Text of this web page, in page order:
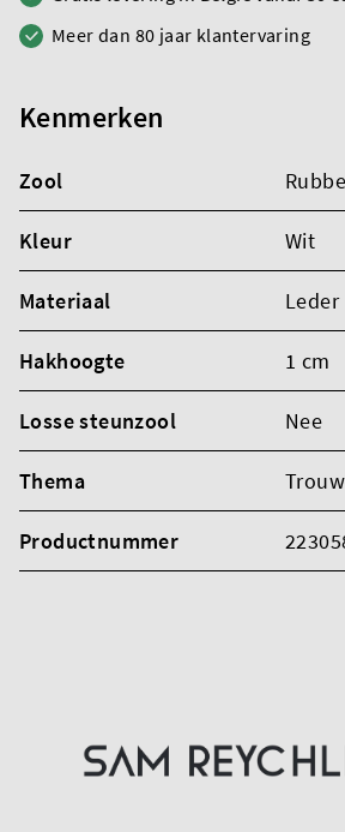
Meer dan 80 jaar klantervaring
Kenmerken
Zool
Kleur Wit
Materiaal Leder
Hakhoogte 1 cm
Losse steunzool Nee
Thema
Productnummer